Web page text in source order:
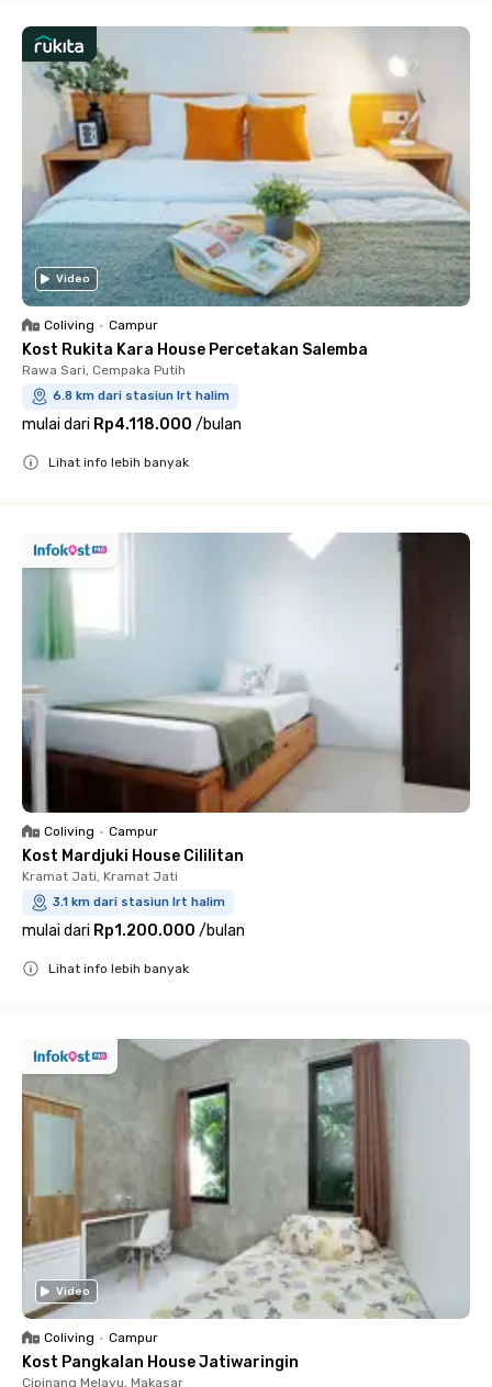
Video
Coliving • Campur
Kost Rukita Kara House Percetakan Salemba
Rawa Sari, Cempaka Putih
6.8 km dari stasiun lrt halim
mulai dari Rp4.118.000 /bulan
Lihat info lebih banyak
Coliving • Campur
Kost Mardjuki House Cililitan
Kramat Jati, Kramat Jati
3.1 km dari stasiun lrt halim
mulai dari Rp1.200.000 /bulan
Lihat info lebih banyak
Video
Coliving • Campur
Kost Pangkalan House Jatiwaringin
Cipinang Melayu, Makasar